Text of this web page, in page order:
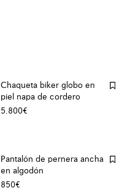
Chaqueta biker globo en
piel napa de cordero
5.800€
Pantalón de pernera ancha
en algodón
850€